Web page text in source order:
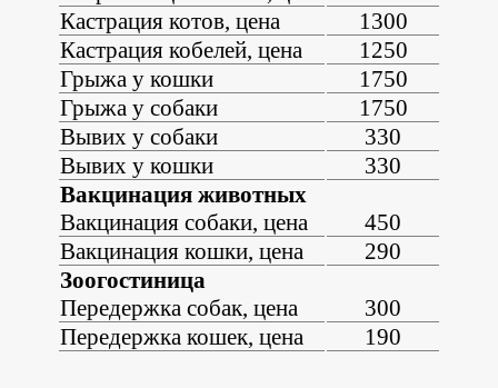
Кастрация котов, цена
1300
Кастрация кобелей, цена
1250
Грыжа у кошки
1750
Грыжа у собаки
1750
Вывих у собаки
330
Вывих у кошки
330
Вакцинация животных
Вакцинация собаки, цена
450
Вакцинация кошки, цена
290
Зоогостиница
Передержка собак, цена
300
Передержка кошек, цена
190